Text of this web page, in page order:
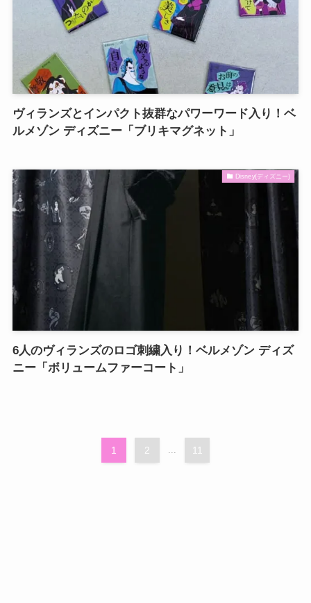
ヴィランズとインパクト抜群なパワーワード入り！ベ
ルメゾン ディズニー「ブリキマグネット」
Disney(ディズニー)
6人のヴィランズのロゴ刺繍入り！ベルメゾン ディズ
ニー「ボリュームファーコート」
1 2 11